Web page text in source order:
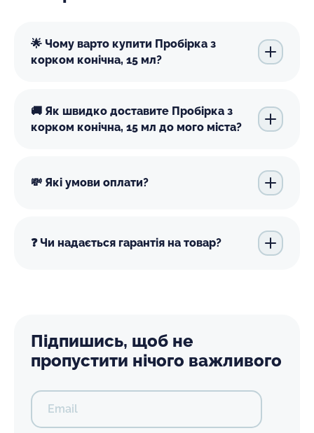
🌟 Чому варто купити Пробірка з
корком конічна, 15 мл?
🚚 Як швидко доставите Пробірка з
корком конічна, 15 мл до мого міста?
💸 Які умови оплати?
❓ Чи надається гарантія на товар?
Підпишись, щоб не
пропустити нічого важливого
Email